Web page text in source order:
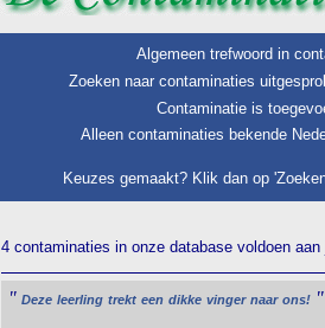
Algemeen trefwoord in
Zoeken naar contaminaties
Contaminatie is
Alleen contaminaties bekende
Keuzes gemaakt? Klik dan op
4 contaminaties in onze database voldoen
" Deze leerling trekt een dikke vinger naar ons! "